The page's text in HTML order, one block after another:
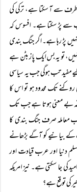
طرف سے آ سکتا ہے، ترکی کی
پڑ سکتا ہے۔ افسوس کہ
پڑ رہا ہے۔ اگر جنگ بندی
تو یہ بس ایک پاز بٹن ہے
تب ہوگی جب یہ سیاسی
تک محدود ہو تو اس کا
وقفہ بے معنی ہوتا ہے جب تک
صرف جنگ بندی کا
بیانیے کو آگے بڑھانے
دنیا اور عرب قیادت اور
کی جا سکتی ہے۔ نیز امریکہ
کی توقع ہے؟